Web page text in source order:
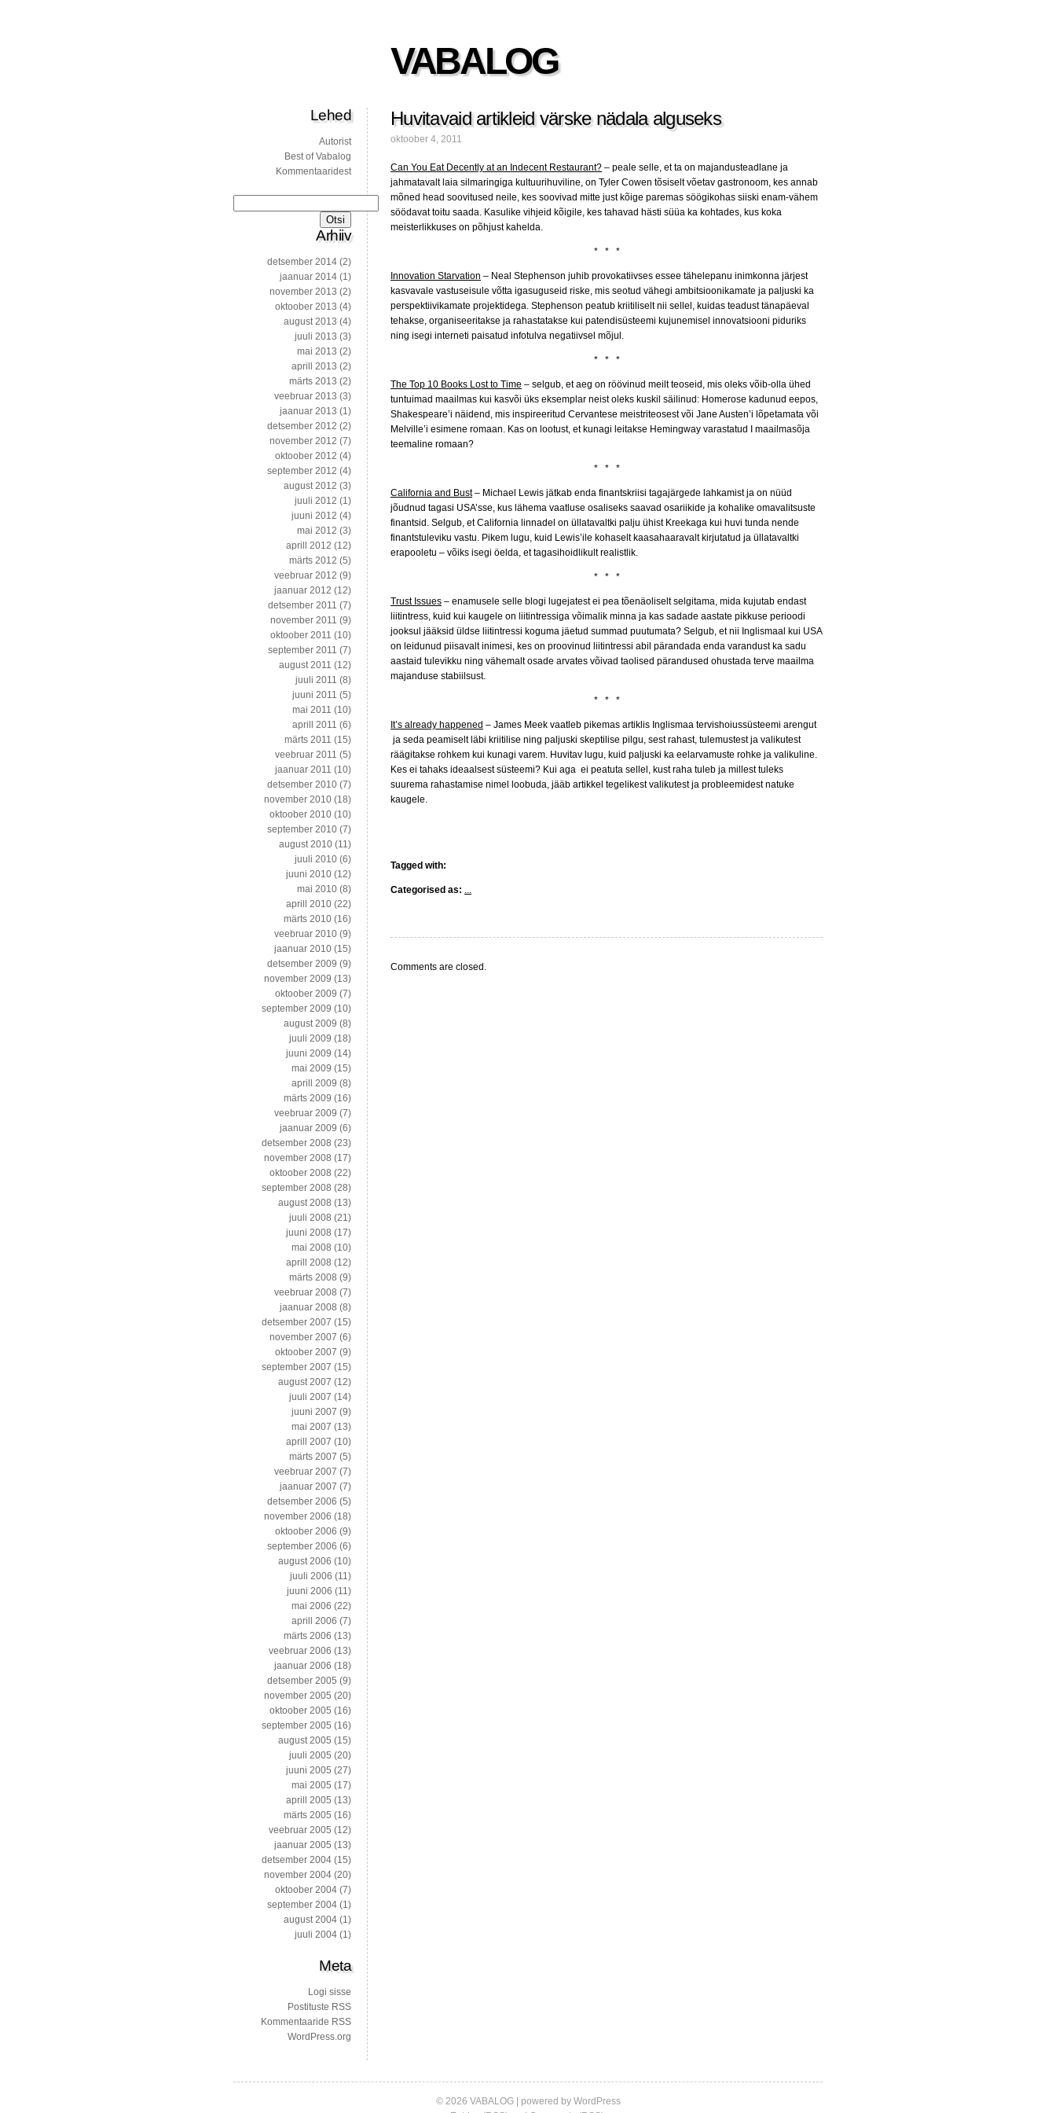
VABALOG
Huvitavaid artikleid värske nädala alguseks
oktoober 4, 2011
Can You Eat Decently at an Indecent Restaurant? – peale selle, et ta on majandusteadlane ja
jahmatavalt laia silmaringiga kultuurihuviline, on Tyler Cowen tõsiselt võetav gastronoom, kes annab
mõned head soovitused neile, kes soovivad mitte just kõige paremas söögikohas siiski enam-vähem
söödavat toitu saada. Kasulike vihjeid kõigile, kes tahavad hästi süüa ka kohtades, kus koka
meisterlikkuses on põhjust kahelda.
* * *
Innovation Starvation – Neal Stephenson juhib provokatiivses essee tähelepanu inimkonna järjest
kasvavale vastuseisule võtta igasuguseid riske, mis seotud vähegi ambitsioonikamate ja paljuski ka
perspektiivikamate projektidega. Stephenson peatub kriitiliselt nii sellel, kuidas teadust tänapäeval
tehakse, organiseeritakse ja rahastatakse kui patendisüsteemi kujunemisel innovatsiooni piduriks
ning isegi interneti paisatud infotulva negatiivsel mõjul.
* * *
The Top 10 Books Lost to Time – selgub, et aeg on röövinud meilt teoseid, mis oleks võib-olla ühed
tuntuimad maailmas kui kasvõi üks eksemplar neist oleks kuskil säilinud: Homerose kadunud eepos,
Shakespeare’i näidend, mis inspireeritud Cervantese meistriteosest või Jane Austen’i lõpetamata või
Melville’i esimene romaan. Kas on lootust, et kunagi leitakse Hemingway varastatud I maailmasõja
teemaline romaan?
* * *
California and Bust– Michael Lewis jätkab enda finantskriisi tagajärgede lahkamist ja on nüüd
jõudnud tagasi USA’sse, kus lähema vaatluse osaliseks saavad osariikide ja kohalike omavalitsuste
finantsid. Selgub, et California linnadel on üllatavaltki palju ühist Kreekaga kui huvi tunda nende
finantstuleviku vastu. Pikem lugu, kuid Lewis’ile kohaselt kaasahaaravalt kirjutatud ja üllatavaltki
erapooletu – võiks isegi öelda, et tagasihoidlikult realistlik.
* * *
Trust Issues – enamusele selle blogi lugejatest ei pea tõenäoliselt selgitama, mida kujutab endast
liitintress, kuid kui kaugele on liitintressiga võimalik minna ja kas sadade aastate pikkuse perioodi
jooksul jääksid üldse liitintressi koguma jäetud summad puutumata? Selgub, et nii Inglismaal kui USA
on leidunud piisavalt inimesi, kes on proovinud liitintressi abil pärandada enda varandust ka sadu
aastaid tulevikku ning vähemalt osade arvates võivad taolised pärandused ohustada terve maailma
majanduse stabiilsust.
* * *
It’s already happened – James Meek vaatleb pikemas artiklis Inglismaa tervishoiussüsteemi arengut
ja seda peamiselt läbi kriitilise ning paljuski skeptilise pilgu, sest rahast, tulemustest ja valikutest
räägitakse rohkem kui kunagi varem. Huvitav lugu, kuid paljuski ka eelarvamuste rohke ja valikuline.
Kes ei tahaks ideaalsest süsteemi? Kui aga ei peatuta sellel, kust raha tuleb ja millest tuleks
suurema rahastamise nimel loobuda, jääb artikkel tegelikest valikutest ja probleemidest natuke
kaugele.
Tagged with:
Categorised as: ...
Comments are closed.
Lehed
Autorist
Best of Vabalog
Kommentaaridest
Arhiiv
detsember 2014 (2)
jaanuar 2014 (1)
november 2013 (2)
oktoober 2013 (4)
august 2013 (4)
juuli 2013 (3)
mai 2013 (2)
aprill 2013 (2)
märts 2013 (2)
veebruar 2013 (3)
jaanuar 2013 (1)
detsember 2012 (2)
november 2012 (7)
oktoober 2012 (4)
september 2012 (4)
august 2012 (3)
juuli 2012 (1)
juuni 2012 (4)
mai 2012 (3)
aprill 2012 (12)
märts 2012 (5)
veebruar 2012 (9)
jaanuar 2012 (12)
detsember 2011 (7)
november 2011 (9)
oktoober 2011 (10)
september 2011 (7)
august 2011 (12)
juuli 2011 (8)
juuni 2011 (5)
mai 2011 (10)
aprill 2011 (6)
märts 2011 (15)
veebruar 2011 (5)
jaanuar 2011 (10)
detsember 2010 (7)
november 2010 (18)
oktoober 2010 (10)
september 2010 (7)
august 2010 (11)
juuli 2010 (6)
juuni 2010 (12)
mai 2010 (8)
aprill 2010 (22)
märts 2010 (16)
veebruar 2010 (9)
jaanuar 2010 (15)
detsember 2009 (9)
november 2009 (13)
oktoober 2009 (7)
september 2009 (10)
august 2009 (8)
juuli 2009 (18)
juuni 2009 (14)
mai 2009 (15)
aprill 2009 (8)
märts 2009 (16)
veebruar 2009 (7)
jaanuar 2009 (6)
detsember 2008 (23)
november 2008 (17)
oktoober 2008 (22)
september 2008 (28)
august 2008 (13)
juuli 2008 (21)
juuni 2008 (17)
mai 2008 (10)
aprill 2008 (12)
märts 2008 (9)
veebruar 2008 (7)
jaanuar 2008 (8)
detsember 2007 (15)
november 2007 (6)
oktoober 2007 (9)
september 2007 (15)
august 2007 (12)
juuli 2007 (14)
juuni 2007 (9)
mai 2007 (13)
aprill 2007 (10)
märts 2007 (5)
veebruar 2007 (7)
jaanuar 2007 (7)
detsember 2006 (5)
november 2006 (18)
oktoober 2006 (9)
september 2006 (6)
august 2006 (10)
juuli 2006 (11)
juuni 2006 (11)
mai 2006 (22)
aprill 2006 (7)
märts 2006 (13)
veebruar 2006 (13)
jaanuar 2006 (18)
detsember 2005 (9)
november 2005 (20)
oktoober 2005 (16)
september 2005 (16)
august 2005 (15)
juuli 2005 (20)
juuni 2005 (27)
mai 2005 (17)
aprill 2005 (13)
märts 2005 (16)
veebruar 2005 (12)
jaanuar 2005 (13)
detsember 2004 (15)
november 2004 (20)
oktoober 2004 (7)
september 2004 (1)
august 2004 (1)
juuli 2004 (1)
Meta
Logi sisse
Postituste RSS
Kommentaaride RSS
WordPress.org
© 2026 VABALOG | powered by WordPress